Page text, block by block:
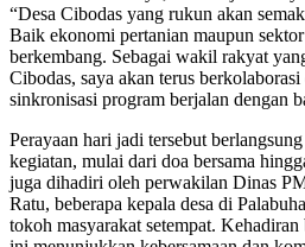
“Desa Cibodas yang rukun akan
Baik ekonomi pertanian maupun
berkembang. Sebagai wakil rakyat
Cibodas, saya akan terus berkolaborasi
sinkronisasi program berjalan dengan
Perayaan hari jadi tersebut
kegiatan, mulai dari doa bersama
juga dihadiri oleh perwakilan Dinas
Ratu, beberapa kepala desa di
tokoh masyarakat setempat.